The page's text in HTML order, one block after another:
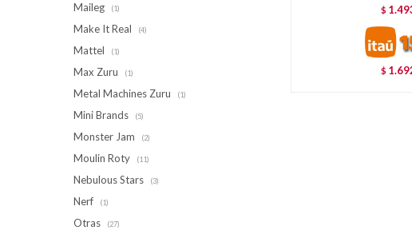
$
$
Maileg (1)
Make It Real (4)
Mattel (1)
Max Zuru (1)
Metal Machines Zuru (1)
Mini Brands (5)
Monster Jam (2)
Moulin Roty (11)
Nebulous Stars (3)
Nerf (1)
Otras (27)